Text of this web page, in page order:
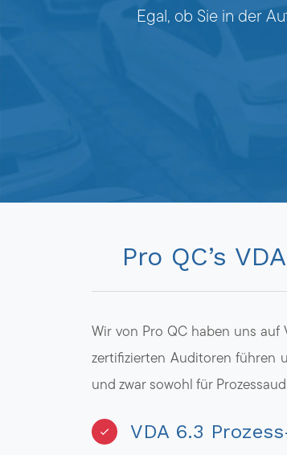
Egal, ob Sie in der
Pro QC’s
Wir von Pro QC haben uns
zertifizierten Auditoren führen
und zwar sowohl für
VDA 6.3